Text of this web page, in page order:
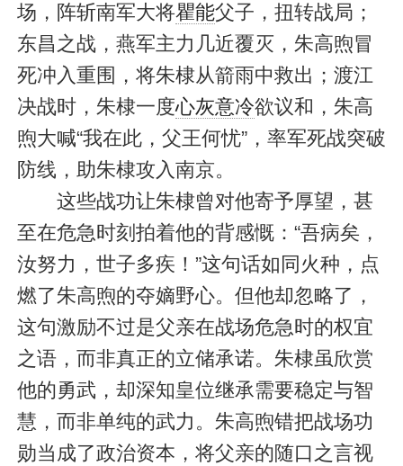
场，阵斩南军大将瞿能父子，扭转战局；
东昌之战，燕军主力几近覆灭，朱高煦冒
死冲入重围，将朱棣从箭雨中救出；渡江
决战时，朱棣一度心灰意冷欲议和，朱高
煦大喊“我在此，父王何忧”，率军死战突破
防线，助朱棣攻入南京。
这些战功让朱棣曾对他寄予厚望，甚
至在危急时刻拍着他的背感慨：“吾病矣，
汝努力，世子多疾！”这句话如同火种，点
燃了朱高煦的夺嫡野心。但他却忽略了，
这句激励不过是父亲在战场危急时的权宜
之语，而非真正的立储承诺。朱棣虽欣赏
他的勇武，却深知皇位继承需要稳定与智
慧，而非单纯的武力。朱高煦错把战场功
勋当成了政治资本，将父亲的随口之言视